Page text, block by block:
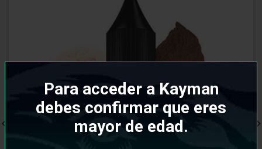
Para acceder a Kayman
debes confirmar que eres
mayor de edad.